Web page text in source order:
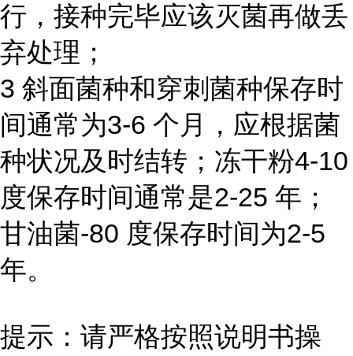
行，接种完毕应该灭菌再做丢
弃处理；
3 斜面菌种和穿刺菌种保存时
间通常为3-6 个月，应根据菌
种状况及时结转；冻干粉4-10
度保存时间通常是2-25 年；
甘油菌-80 度保存时间为2-5
年。
提示：请严格按照说明书操